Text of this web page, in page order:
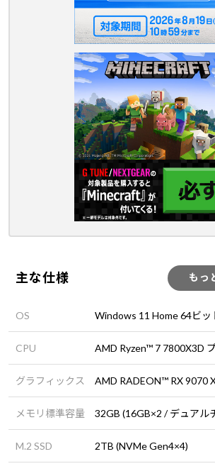
主な仕様 もっ
OS Windows 11 Home 64ビッ
CPU AMD Ryzen™ 7 7800X3D
グラフィックス AMD RADEON™ RX 9070
メモリ標準容量 32GB (16GB×2 / デュアル
M.2 SSD 2TB (NVMe Gen4×4)